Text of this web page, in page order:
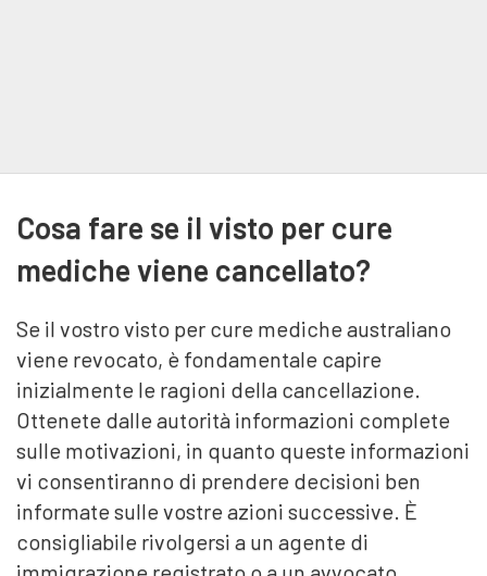
Cosa fare se il visto per cure
mediche viene cancellato?
Se il vostro visto per cure mediche australiano
viene revocato, è fondamentale capire
inizialmente le ragioni della cancellazione.
Ottenete dalle autorità informazioni complete
sulle motivazioni, in quanto queste informazioni
vi consentiranno di prendere decisioni ben
informate sulle vostre azioni successive. È
consigliabile rivolgersi a un agente di